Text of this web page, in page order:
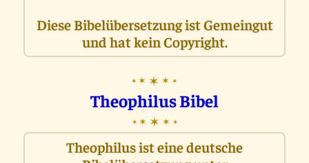
Diese Bibelübersetzung ist Gemeingut
und hat kein Copyright.
✶ ✶ ✶ ✶ ✶
Theophilus Bibel
✶ ✶ ✶ ✶ ✶
Theophilus ist eine deutsche